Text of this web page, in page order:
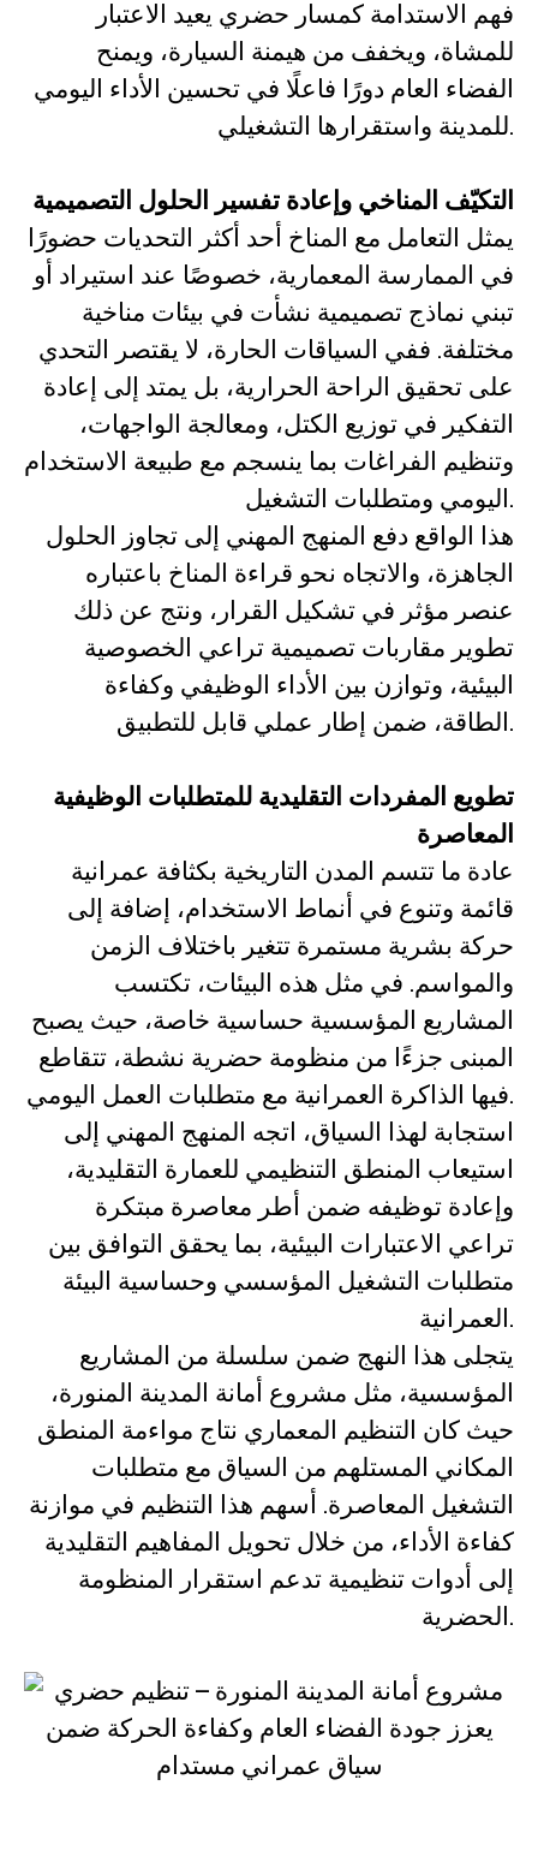
فهم الاستدامة كمسار حضري يعيد الاعتبار
للمشاة، ويخفف من هيمنة السيارة، ويمنح
الفضاء العام دورًا فاعلًا في تحسين الأداء اليومي
للمدينة واستقرارها التشغيلي.
التكيّف المناخي وإعادة تفسير الحلول التصميمية
يمثل التعامل مع المناخ أحد أكثر التحديات حضورًا
في الممارسة المعمارية، خصوصًا عند استيراد أو
تبني نماذج تصميمية نشأت في بيئات مناخية
مختلفة. ففي السياقات الحارة، لا يقتصر التحدي
على تحقيق الراحة الحرارية، بل يمتد إلى إعادة
التفكير في توزيع الكتل، ومعالجة الواجهات،
وتنظيم الفراغات بما ينسجم مع طبيعة الاستخدام
اليومي ومتطلبات التشغيل.
هذا الواقع دفع المنهج المهني إلى تجاوز الحلول
الجاهزة، والاتجاه نحو قراءة المناخ باعتباره
عنصر مؤثر في تشكيل القرار، ونتج عن ذلك
تطوير مقاربات تصميمية تراعي الخصوصية
البيئية، وتوازن بين الأداء الوظيفي وكفاءة
الطاقة، ضمن إطار عملي قابل للتطبيق.
تطويع المفردات التقليدية للمتطلبات الوظيفية
المعاصرة
عادة ما تتسم المدن التاريخية بكثافة عمرانية
قائمة وتنوع في أنماط الاستخدام، إضافة إلى
حركة بشرية مستمرة تتغير باختلاف الزمن
والمواسم. في مثل هذه البيئات، تكتسب
المشاريع المؤسسية حساسية خاصة، حيث يصبح
المبنى جزءًا من منظومة حضرية نشطة، تتقاطع
فيها الذاكرة العمرانية مع متطلبات العمل اليومي.
استجابة لهذا السياق، اتجه المنهج المهني إلى
استيعاب المنطق التنظيمي للعمارة التقليدية،
وإعادة توظيفه ضمن أطر معاصرة مبتكرة
تراعي الاعتبارات البيئية، بما يحقق التوافق بين
متطلبات التشغيل المؤسسي وحساسية البيئة
العمرانية.
يتجلى هذا النهج ضمن سلسلة من المشاريع
المؤسسية، مثل مشروع أمانة المدينة المنورة،
حيث كان التنظيم المعماري نتاج مواءمة المنطق
المكاني المستلهم من السياق مع متطلبات
التشغيل المعاصرة. أسهم هذا التنظيم في موازنة
كفاءة الأداء، من خلال تحويل المفاهيم التقليدية
إلى أدوات تنظيمية تدعم استقرار المنظومة
الحضرية.